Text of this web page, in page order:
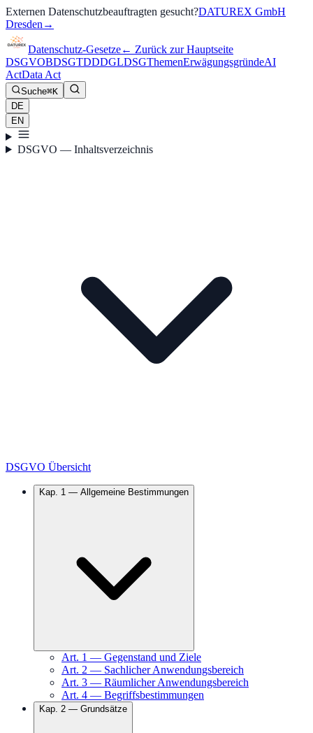
Externen Datenschutzbeauftragten gesucht?DATUREX GmbH
Dresden →
Datenschutz-Gesetze← Zurück zur Hauptseite
DSGVOBDSGTDDDGLDSGThemenErwägungsgründeAI
ActData Act
Suche⌘K
DE
EN
DSGVO — Inhaltsverzeichnis
DSGVO Übersicht
Kap. 1 — Allgemeine Bestimmungen
Art. 1 — Gegenstand und Ziele
Art. 2 — Sachlicher Anwendungsbereich
Art. 3 — Räumlicher Anwendungsbereich
Art. 4 — Begriffsbestimmungen
Kap. 2 — Grundsätze